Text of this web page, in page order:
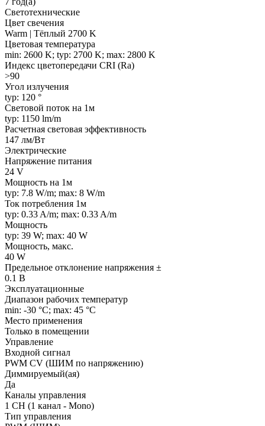
Светотехнические
Цвет свечения
Warm | Тёплый 2700 K
Цветовая температура
min: 2600 K; typ: 2700 K; max: 2800 K
Индекс цветопередачи CRI (Ra)
>90
Угол излучения
typ: 120 °
Световой поток на 1м
typ: 1150 lm/m
Расчетная световая эффективность
147 лм/Вт
Электрические
Напряжение питания
24 V
Мощность на 1м
typ: 7.8 W/m; max: 8 W/m
Ток потребления 1м
typ: 0.33 A/m; max: 0.33 A/m
Мощность
typ: 39 W; max: 40 W
Мощность, макс.
40 W
Предельное отклонение напряжения ±
0.1 В
Эксплуатационные
Диапазон рабочих температур
min: -30 °C; max: 45 °C
Место применения
Только в помещении
Управление
Входной сигнал
PWM СV (ШИМ по напряжению)
Диммируемый(ая)
Да
Каналы управления
1 CH (1 канал - Mono)
Тип управления